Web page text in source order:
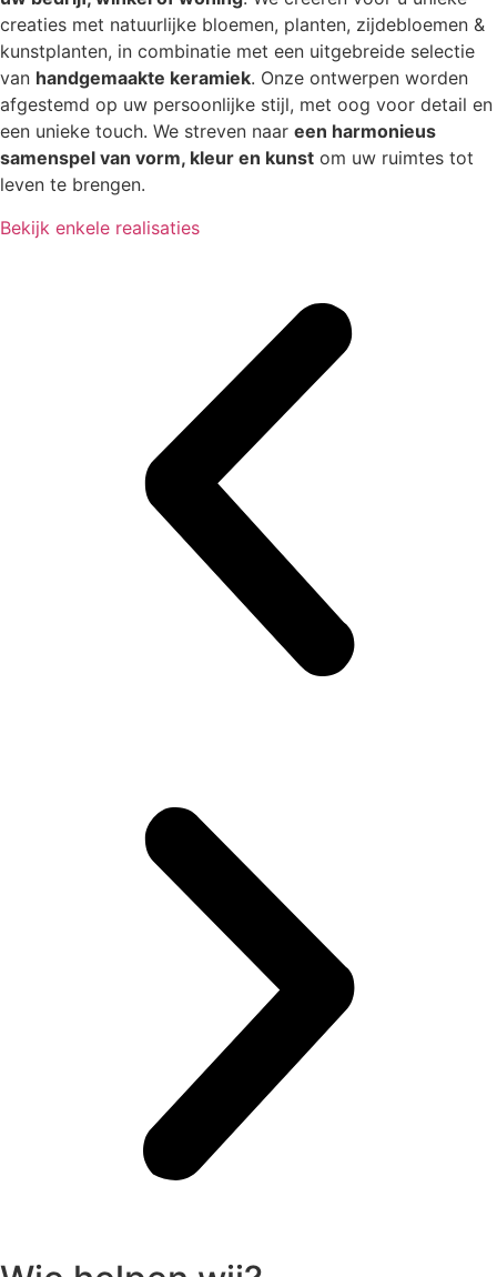
creaties met natuurlijke bloemen, planten, zijdebloemen &
kunstplanten, in combinatie met een uitgebreide selectie
van handgemaakte keramiek. Onze ontwerpen worden
afgestemd op uw persoonlijke stijl, met oog voor detail en
een unieke touch. We streven naar een harmonieus
samenspel van vorm, kleur en kunst om uw ruimtes tot
leven te brengen.
Bekijk enkele realisaties